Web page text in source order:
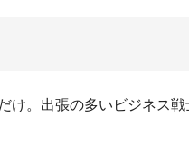
け。出張の多いビジネス